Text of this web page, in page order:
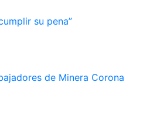
su pena”
de Minera Corona